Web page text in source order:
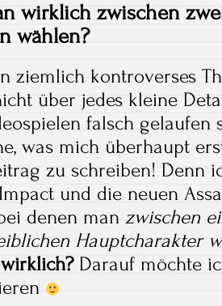
wirklich zwischen
wählen?
ziemlich kontroverses
über jedes kleine
falsch gelaufen
was mich überhaupt
zu schreiben! Denn
und die neuen
denen man zwischen
Hauptcharakter
Darauf möchte